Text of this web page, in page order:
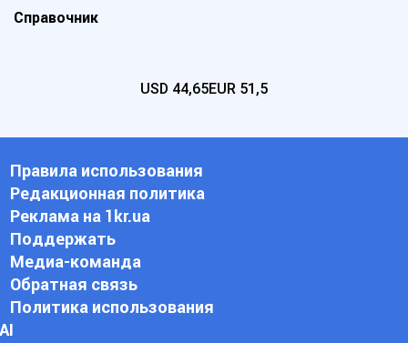
Справочник
USD 44,65EUR 51,5
Правила использования
Редакционная политика
Реклама на 1kr.ua
Поддержать
Медиа-команда
Обратная связь
Политика использования
АI